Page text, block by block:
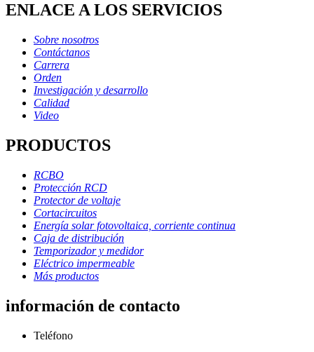
ENLACE A LOS SERVICIOS
Sobre nosotros
Contáctanos
Carrera
Orden
Investigación y desarrollo
Calidad
Video
PRODUCTOS
RCBO
Protección RCD
Protector de voltaje
Cortacircuitos
Energía solar fotovoltaica, corriente continua
Caja de distribución
Temporizador y medidor
Eléctrico impermeable
Más productos
información de contacto
Teléfono